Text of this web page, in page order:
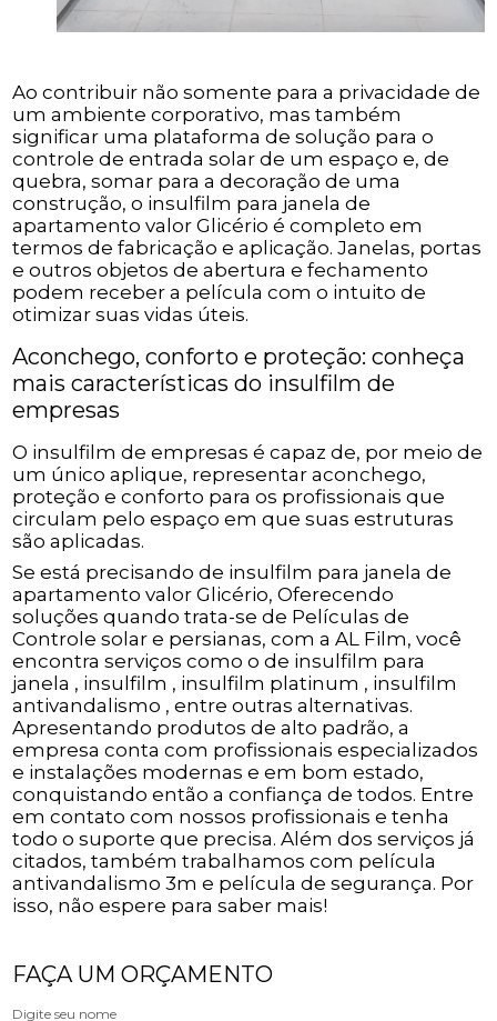
Ao contribuir não somente para a privacidade de
um ambiente corporativo, mas também
significar uma plataforma de solução para o
controle de entrada solar de um espaço e, de
quebra, somar para a decoração de uma
construção, o insulfilm para janela de
apartamento valor Glicério é completo em
termos de fabricação e aplicação. Janelas, portas
e outros objetos de abertura e fechamento
podem receber a película com o intuito de
otimizar suas vidas úteis.
Aconchego, conforto e proteção: conheça
mais características do insulfilm de
empresas
O insulfilm de empresas é capaz de, por meio de
um único aplique, representar aconchego,
proteção e conforto para os profissionais que
circulam pelo espaço em que suas estruturas
são aplicadas.
Se está precisando de insulfilm para janela de
apartamento valor Glicério, Oferecendo
soluções quando trata-se de Películas de
Controle solar e persianas, com a AL Film, você
encontra serviços como o de insulfilm para
janela , insulfilm , insulfilm platinum , insulfilm
antivandalismo , entre outras alternativas.
Apresentando produtos de alto padrão, a
empresa conta com profissionais especializados
e instalações modernas e em bom estado,
conquistando então a confiança de todos. Entre
em contato com nossos profissionais e tenha
todo o suporte que precisa. Além dos serviços já
citados, também trabalhamos com película
antivandalismo 3m e película de segurança. Por
isso, não espere para saber mais!
FAÇA UM ORÇAMENTO
Digite seu nome